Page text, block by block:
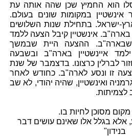
הוא החמיץ שכן שהה אותה עת
במקומות שונים בעולם.
ביקר בארץ-ישראל. בתחילת שנות השלושים
בארה"ב. אינשטיין קיבל הצעה ללמד
שבארה"ב. ההצעה היית שבמשך
איינשטיין בארה"ב ובשבעה
לברלין כרצונו. בדצמבר של שנת
להצעה זו ונסע לארה"ב. כחודש לאחר
ואינשטיין, שהיה יהודי, לא שב
לצמיתות.
מסוכן לחיות בו.
אלא בגלל אלו שאינם עושים דבר
בנידון"